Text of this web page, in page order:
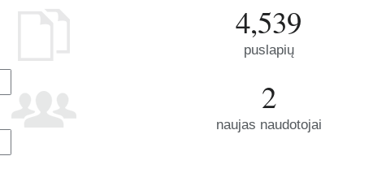
4,539
puslapių
2
naujas naudotojai